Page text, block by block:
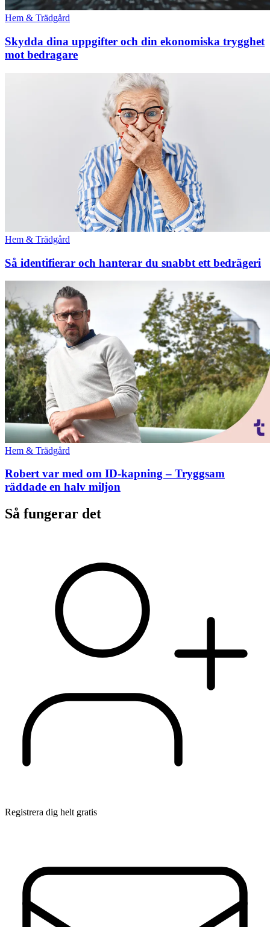
Hem & Trädgård
Skydda dina uppgifter och din ekonomiska trygghet
mot bedragare
Hem & Trädgård
Så identifierar och hanterar du snabbt ett bedrägeri
Hem & Trädgård
Robert var med om ID-kapning – Tryggsam
räddade en halv miljon
Så fungerar det
Registrera dig helt gratis